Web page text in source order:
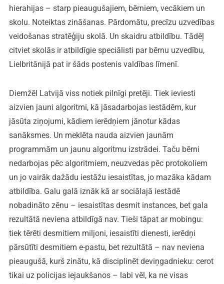
hierahijas – starp pieaugušajiem, bērniem, vecākiem un
skolu. Noteiktas zināšanas. Pārdomātu, precīzu uzvedības
veidošanas stratēģiju skolā. Un skaidru atbildību. Tādēļ
citviet skolās ir atbildīgie speciālisti par bērnu uzvedību,
Lielbritānijā pat ir šāds postenis valdības līmenī.
Diemžēl Latvijā viss notiek pilnīgi pretēji. Tiek ieviesti
aizvien jauni algoritmi, kā jāsadarbojas iestādēm, kur
jāsūta ziņojumi, kādiem ierēdņiem jānotur kādas
sanāksmes. Un meklēta nauda aizvien jaunām
programmām un jaunu algoritmu izstrādei. Taču bērni
nedarbojas pēc algoritmiem, neuzvedas pēc protokoliem
un jo vairāk dažādu iestāžu iesaistītas, jo mazāka kādam
atbildība. Galu galā iznāk kā ar sociālajā iestādē
nobadināto zēnu – iesaistītas desmit instances, bet gala
rezultātā neviena atbildīgā nav. Tieši tāpat ar mobingu:
tiek tērēti desmitiem miljoni, iesaistīti dienesti, ierēdņi
pārsūtīti desmitiem e-pastu, bet rezultātā – nav neviena
pieaugušā, kurš zinātu, kā disciplinēt deviņgadnieku: cerot
tikai uz policijas iejaukšanos – labi vēl, ka ne visas